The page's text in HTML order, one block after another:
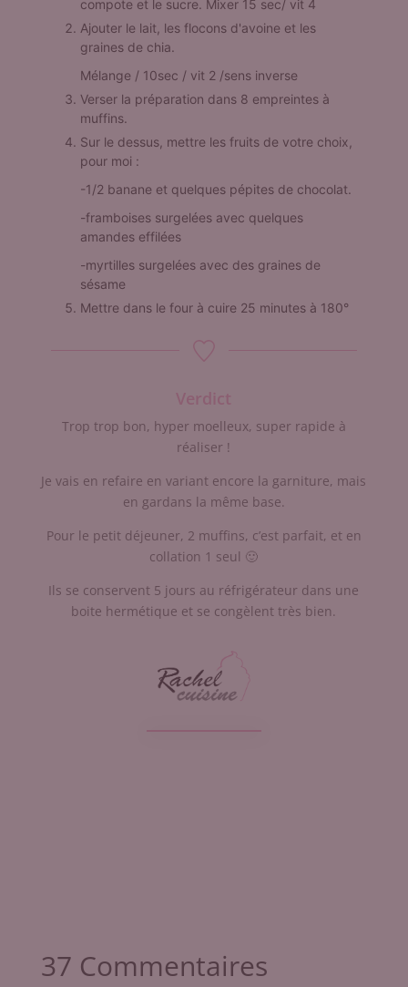
compote et le sucre. Mixer 15 sec/ vit 4
Ajouter le lait, les flocons d'avoine et les
graines de chia.
Mélange / 10sec / vit 2 /sens inverse
Verser la préparation dans 8 empreintes à
muffins.
Sur le dessus, mettre les fruits de votre choix,
pour moi :
-1/2 banane et quelques pépites de chocolat.
-framboises surgelées avec quelques
amandes effilées
-myrtilles surgelées avec des graines de
sésame
Mettre dans le four à cuire 25 minutes à 180°
Verdict
Trop trop bon, hyper moelleux, super rapide à
réaliser !
Je vais en refaire en variant encore la garniture, mais
en gardans la même base.
Pour le petit déjeuner, 2 muffins, c’est parfait, et en
collation 1 seul 🙂
Ils se conservent 5 jours au réfrigérateur dans une
boite hermétique et se congèlent très bien.
37 Commentaires